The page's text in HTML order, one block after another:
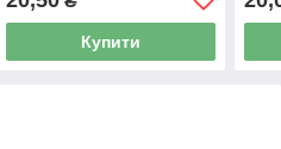
Купити